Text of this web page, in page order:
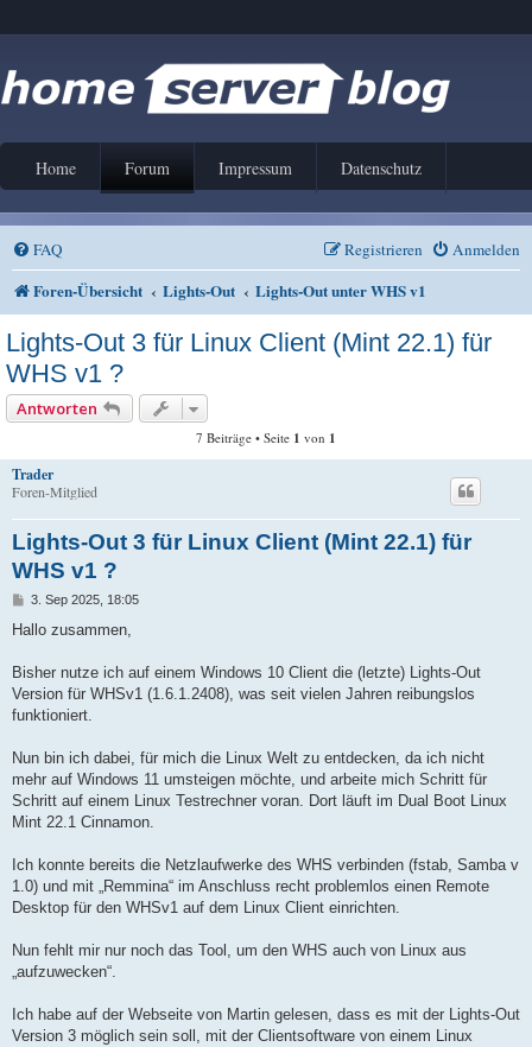
Home Forum Impressum Datenschutz
FAQ Anmelden
Registrieren
Foren-Übersicht Lights-Out Lights-Out unter WHS v1
Lights-Out 3 für Linux Client (Mint 22.1) für
WHS v1 ?
Antworten
7 Beiträge • Seite 1 von 1
Trader
Foren-Mitglied
Lights-Out 3 für Linux Client (Mint 22.1) für
WHS v1 ?
B
i
a
3. Sep 2025, 18:05
Hallo zusammen,
Bisher nutze ich auf einem Windows 10 Client die (letzte) Lights-Out
Version für WHSv1 (1.6.1.2408), was seit vielen Jahren reibungslos
funktioniert.
Nun bin ich dabei, für mich die Linux Welt zu entdecken, da ich nicht
mehr auf Windows 11 umsteigen möchte, und arbeite mich Schritt für
Schritt auf einem Linux Testrechner voran. Dort läuft im Dual Boot Linux
Mint 22.1 Cinnamon.
Ich konnte bereits die Netzlaufwerke des WHS verbinden (fstab, Samba v
1.0) und mit „Remmina“ im Anschluss recht problemlos einen Remote
Desktop für den WHSv1 auf dem Linux Client einrichten.
Nun fehlt mir nur noch das Tool, um den WHS auch von Linux aus
„aufzuwecken“.
Ich habe auf der Webseite von Martin gelesen, dass es mit der Lights-Out
Version 3 möglich sein soll, mit der Clientsoftware von einem Linux